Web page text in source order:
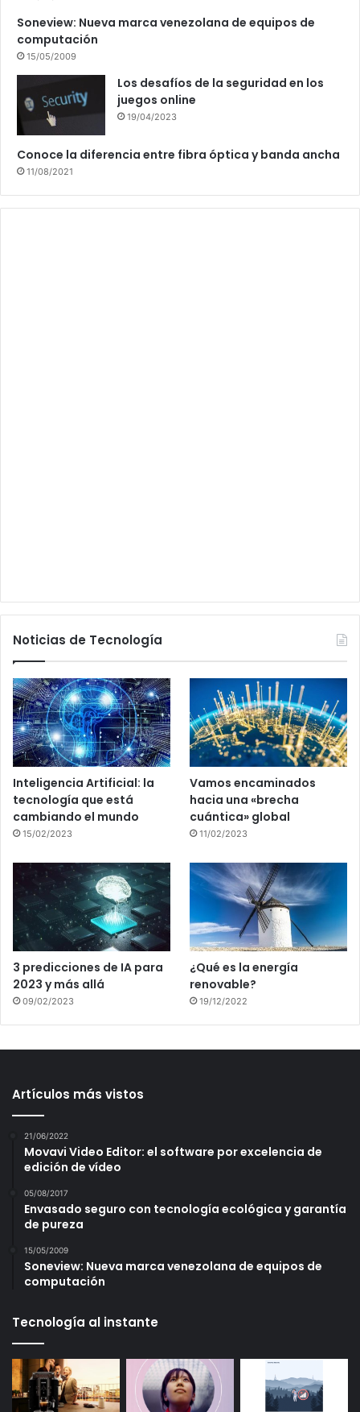
Soneview: Nueva marca venezolana de equipos de
computación
15/05/2009
Los desafíos de la seguridad en los
juegos online
19/04/2023
Conoce la diferencia entre fibra óptica y banda ancha
11/08/2021
Noticias de Tecnología
Inteligencia Artificial: la
tecnología que está
cambiando el mundo
15/02/2023
Vamos encaminados
hacia una «brecha
cuántica» global
11/02/2023
3 predicciones de IA para
2023 y más allá
09/02/2023
¿Qué es la energía
renovable?
19/12/2022
Artículos más vistos
21/06/2022
Movavi Video Editor: el software por excelencia de
edición de vídeo
05/08/2017
Envasado seguro con tecnología ecológica y garantía
de pureza
15/05/2009
Soneview: Nueva marca venezolana de equipos de
computación
Tecnología al instante